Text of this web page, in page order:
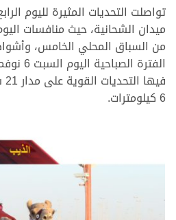
تواصلت التحديات المثيرة لليوم
ميدان الشحانية، حيث منافسات
من السباق المحلي الخامس،
6 كيلومترات.